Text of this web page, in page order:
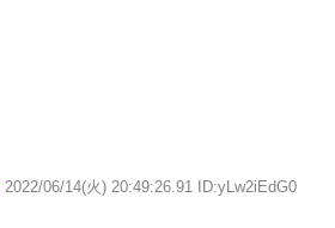
2022/06/14(火) 20:49:26.91 ID:yLw2iEdG0